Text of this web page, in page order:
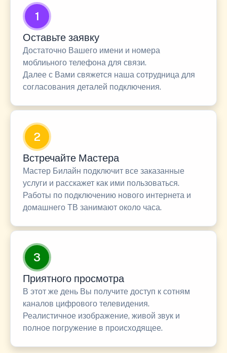
1
Оставьте заявку
Достаточно Вашего имени и номера
моблиьного телефона для связи.
Далее с Вами свяжется наша сотрудница для
согласования деталей подключения.
2
Встречайте Мастера
Мастер Билайн подключит все заказанные
услуги и расскажет как ими пользоваться.
Работы по подключению нового интернета и
домашнего ТВ занимают около часа.
3
Приятного просмотра
В этот же день Вы получите доступ к сотням
каналов цифрового телевидения.
Реалистичное изображение, живой звук и
полное погружение в происходящее.